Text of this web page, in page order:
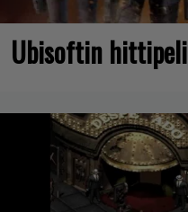
Ubisoftin